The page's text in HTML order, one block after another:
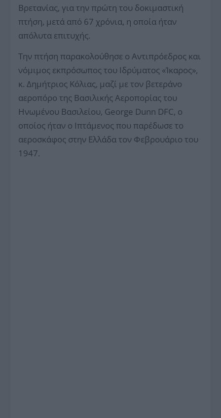
Βρετανίας, για την πρώτη του δοκιμαστική
πτήση, μετά από 67 χρόνια, η οποία ήταν
απόλυτα επιτυχής.
Την πτήση παρακολούθησε ο Αντιπρόεδρος και
νόμιμος εκπρόσωπος του Ιδρύματος «Ίκαρος»,
κ. Δημήτριος Κόλιας, μαζί με τον βετεράνο
αεροπόρο της Βασιλικής Αεροπορίας του
Ηνωμένου Βασιλείου, George Dunn DFC, ο
οποίος ήταν ο Ιπτάμενος που παρέδωσε το
αεροσκάφος στην Ελλάδα τον Φεβρουάριο του
1947.